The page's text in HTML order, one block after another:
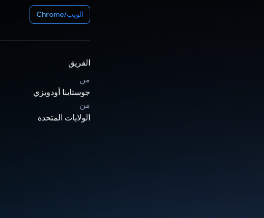
الويب/Chrome
الفريق
من
جوستاينا أودويزي
من
الولايات المتحدة